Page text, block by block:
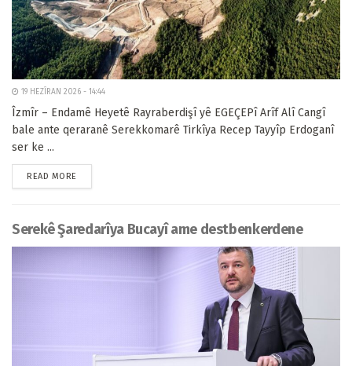
19 HEZÎRAN 2026 - 14:44
Îzmîr – Endamê Heyetê Rayraberdişî yê EGEÇEPî Arîf Alî Cangî
bale ante qeraranê Serekkomarê Tirkîya Recep Tayyîp Erdoganî
ser ke ...
READ MORE
Serekê Şaredarîya Bucayî ame destbenkerdene